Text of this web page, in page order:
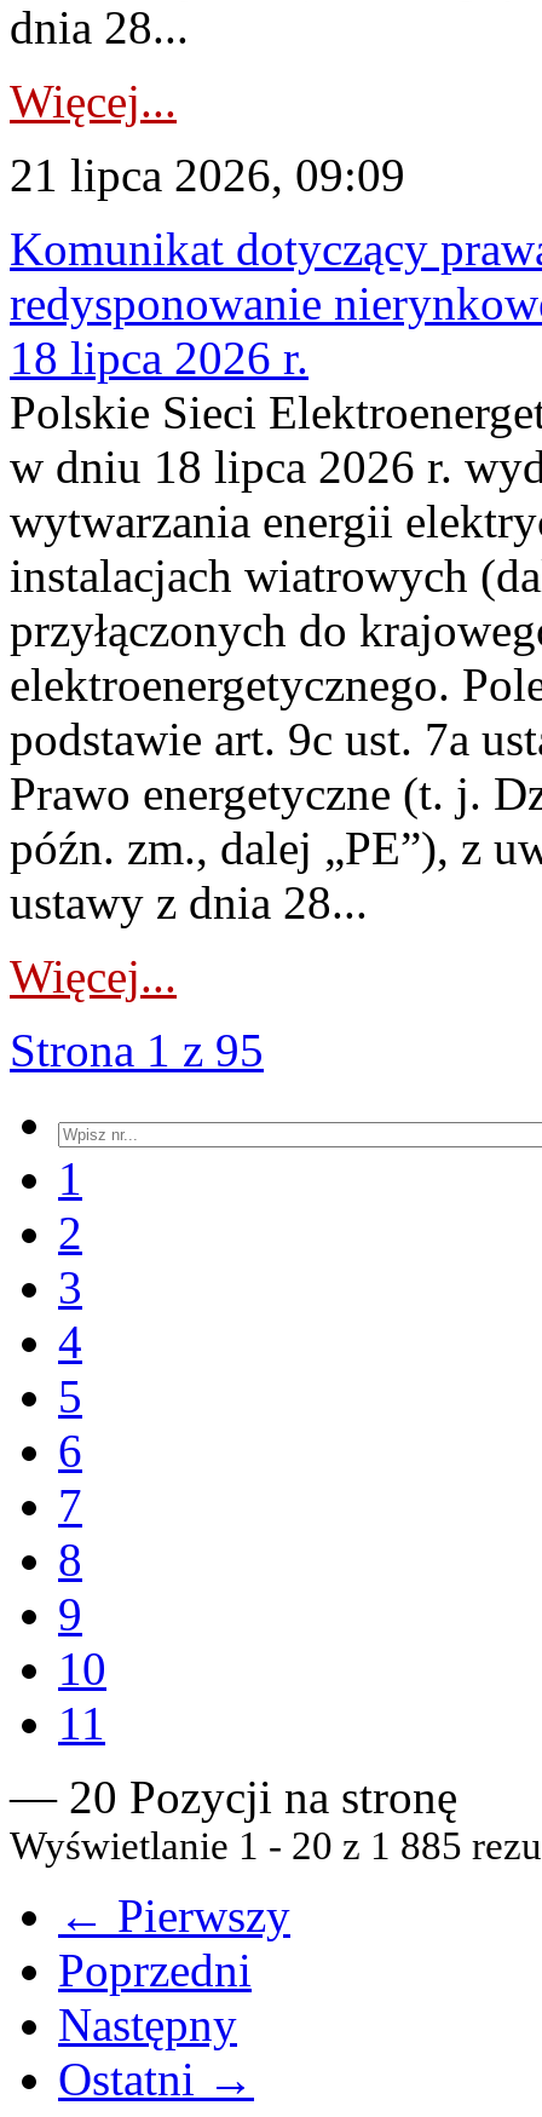
dnia 28...
Więcej...
21 lipca 2026, 09:09
Komunikat dotyczący
redysponowanie
18 lipca 2026 r.
Polskie Sieci
w dniu 18 lipca 2026 r.
wytwarzania energii
instalacjach wiatrowych
przyłączonych do
elektroenergetycznego.
podstawie art. 9c ust. 7a
Prawo energetyczne (t. j.
późn. zm., dalej „PE”), z
ustawy z dnia 28...
Więcej...
Strona 1 z 95
1
2
3
4
5
6
7
8
9
10
11
— 20 Pozycji na stronę
Wyświetlanie 1 - 20 z 1 885
← Pierwszy
Poprzedni
Następny
Ostatni →